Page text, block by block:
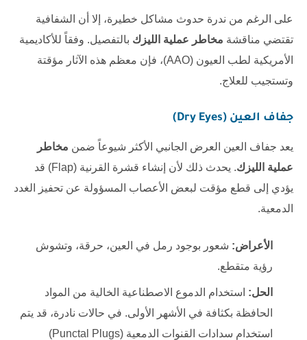
على الرغم من ندرة حدوث مشاكل خطيرة، إلا أن الشفافية
تقتضي مناقشة مخاطر عملية الليزك بالتفصيل. وفقاً للأكاديمية
الأمريكية لطب العيون (AAO)، فإن معظم هذه الآثار مؤقتة
وتستجيب للعلاج.
جفاف العين (Dry Eyes)
يعد جفاف العين العرض الجانبي الأكثر شيوعاً ضمن مخاطر
عملية الليزك
. يحدث ذلك لأن إنشاء قشرة القرنية (Flap) قد
يؤدي إلى قطع مؤقت لبعض الأعصاب المسؤولة عن تحفيز الغدد
الدمعية.
الأعراض: شعور بوجود رمل في العين، حرقة، وتشوش
رؤية متقطع.
الحل: استخدام الدموع الاصطناعية الخالية من المواد
الحافظة بكثافة في الأشهر الأولى. في حالات نادرة، قد يتم
استخدام سدادات القنوات الدمعية (Punctal Plugs)